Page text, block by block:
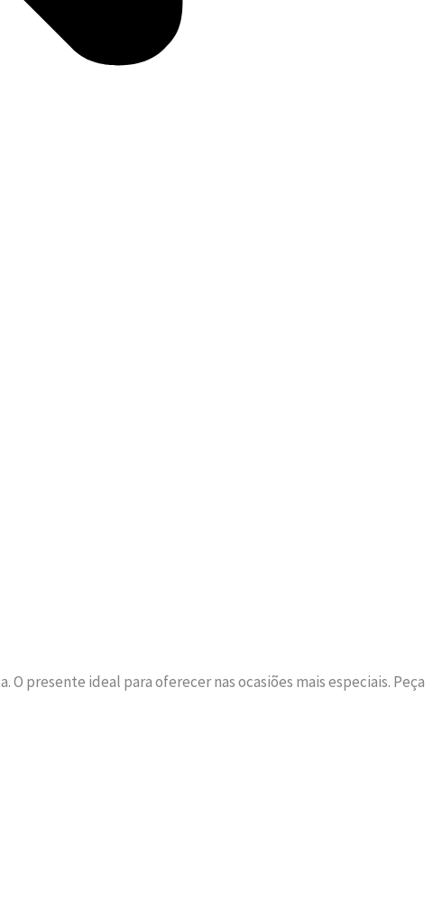
presente ideal para oferecer nas ocasiões mais especiais. Peça